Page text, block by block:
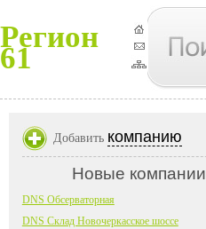
Регион
61
Добавить компанию
Новые компании
DNS Обсерваторная
DNS Склад Новочеркасское шоссе